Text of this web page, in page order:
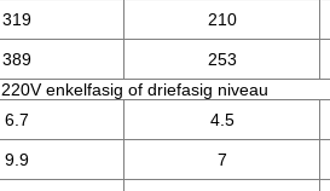
319 210
389 253
220V enkelfasig of driefasig niveau
6.7 4.5
9.9 7